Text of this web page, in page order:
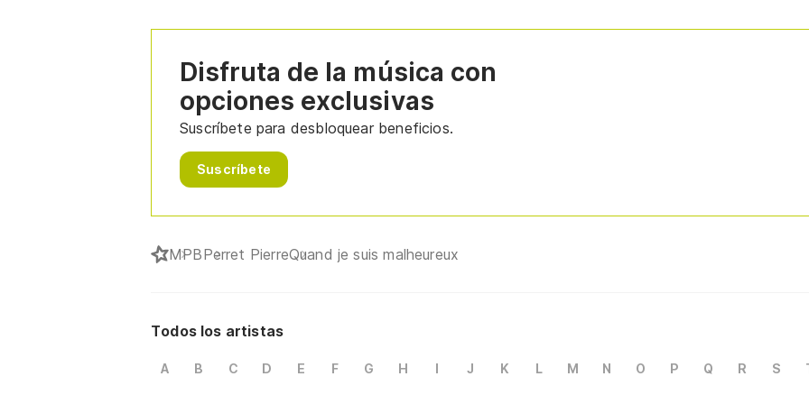
Disfruta de la música con
opciones exclusivas
Suscríbete para desbloquear beneficios.
Suscríbete
MPBPerret PierreQuand je suis malheureux
Todos los artistas
A B C D E F G H I J K L M N O P Q R S